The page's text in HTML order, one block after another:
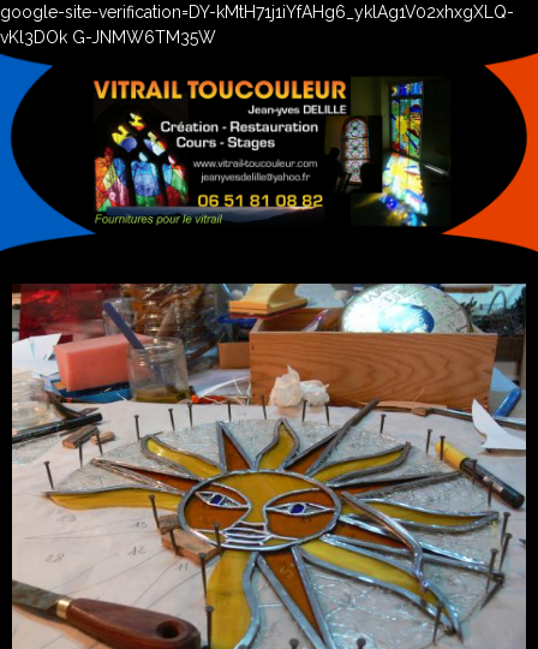
google-site-verification=DY-kMtH71j1iYfAHg6_yklAg1V02xhxgXLQ-
vKl3DOk G-JNMW6TM35W